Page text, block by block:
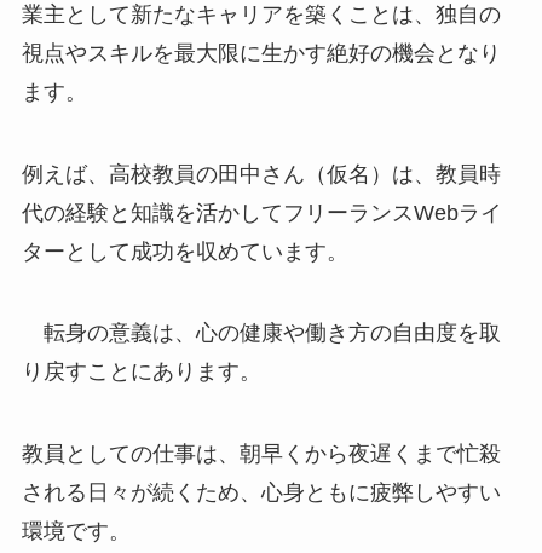
業主として新たなキャリアを築くことは、独自の
視点やスキルを最大限に生かす絶好の機会となり
ます。
例えば、高校教員の田中さん（仮名）は、教員時
代の経験と知識を活かしてフリーランスWebライ
ターとして成功を収めています。
転身の意義は、心の健康や働き方の自由度を取
り戻すことにあります。
教員としての仕事は、朝早くから夜遅くまで忙殺
される日々が続くため、心身ともに疲弊しやすい
環境です。